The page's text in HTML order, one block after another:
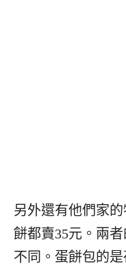
另外還有他們家
餅都賣35元。兩
不同。蛋餅包的